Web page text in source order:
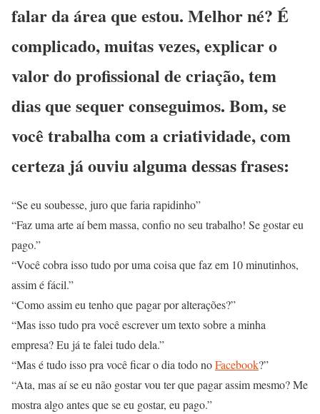
falar da área que estou. Melhor né? É
complicado, muitas vezes, explicar o
valor do profissional de criação, tem
dias que sequer conseguimos. Bom, se
você trabalha com a criatividade, com
certeza já ouviu alguma dessas frases:
“Se eu soubesse, juro que faria rapidinho”
“Faz uma arte aí bem massa, confio no seu trabalho! Se gostar eu
pago.”
“Você cobra isso tudo por uma coisa que faz em 10 minutinhos,
assim é fácil.”
“Como assim eu tenho que pagar por alterações?”
“Mas isso tudo pra você escrever um texto sobre a minha
empresa? Eu já te falei tudo dela.”
“Mas é tudo isso pra você ficar o dia todo noFacebook?”
“Ata, mas aí se eu não gostar vou ter que pagar assim mesmo? Me
mostra algo antes que se eu gostar, eu pago.”